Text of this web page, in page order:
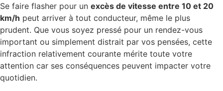
Se faire flasher pour un excès de vitesse entre 10 et 20
km/h peut arriver à tout conducteur, même le plus
prudent. Que vous soyez pressé pour un rendez-vous
important ou simplement distrait par vos pensées, cette
infraction relativement courante mérite toute votre
attention car ses conséquences peuvent impacter votre
quotidien.